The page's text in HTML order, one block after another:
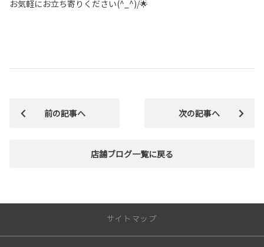
お気軽にお立ち寄りください(^_^)/🌟
前の記事へ
店舗ブログ一覧に戻る
次の記事へ
サイトマップ